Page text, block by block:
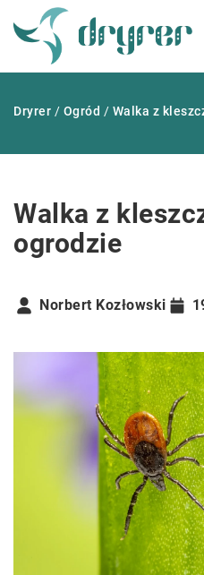
Dryrer / Ogród / Walka z
Walka z
ogrodzie
Norbert Kozłowski